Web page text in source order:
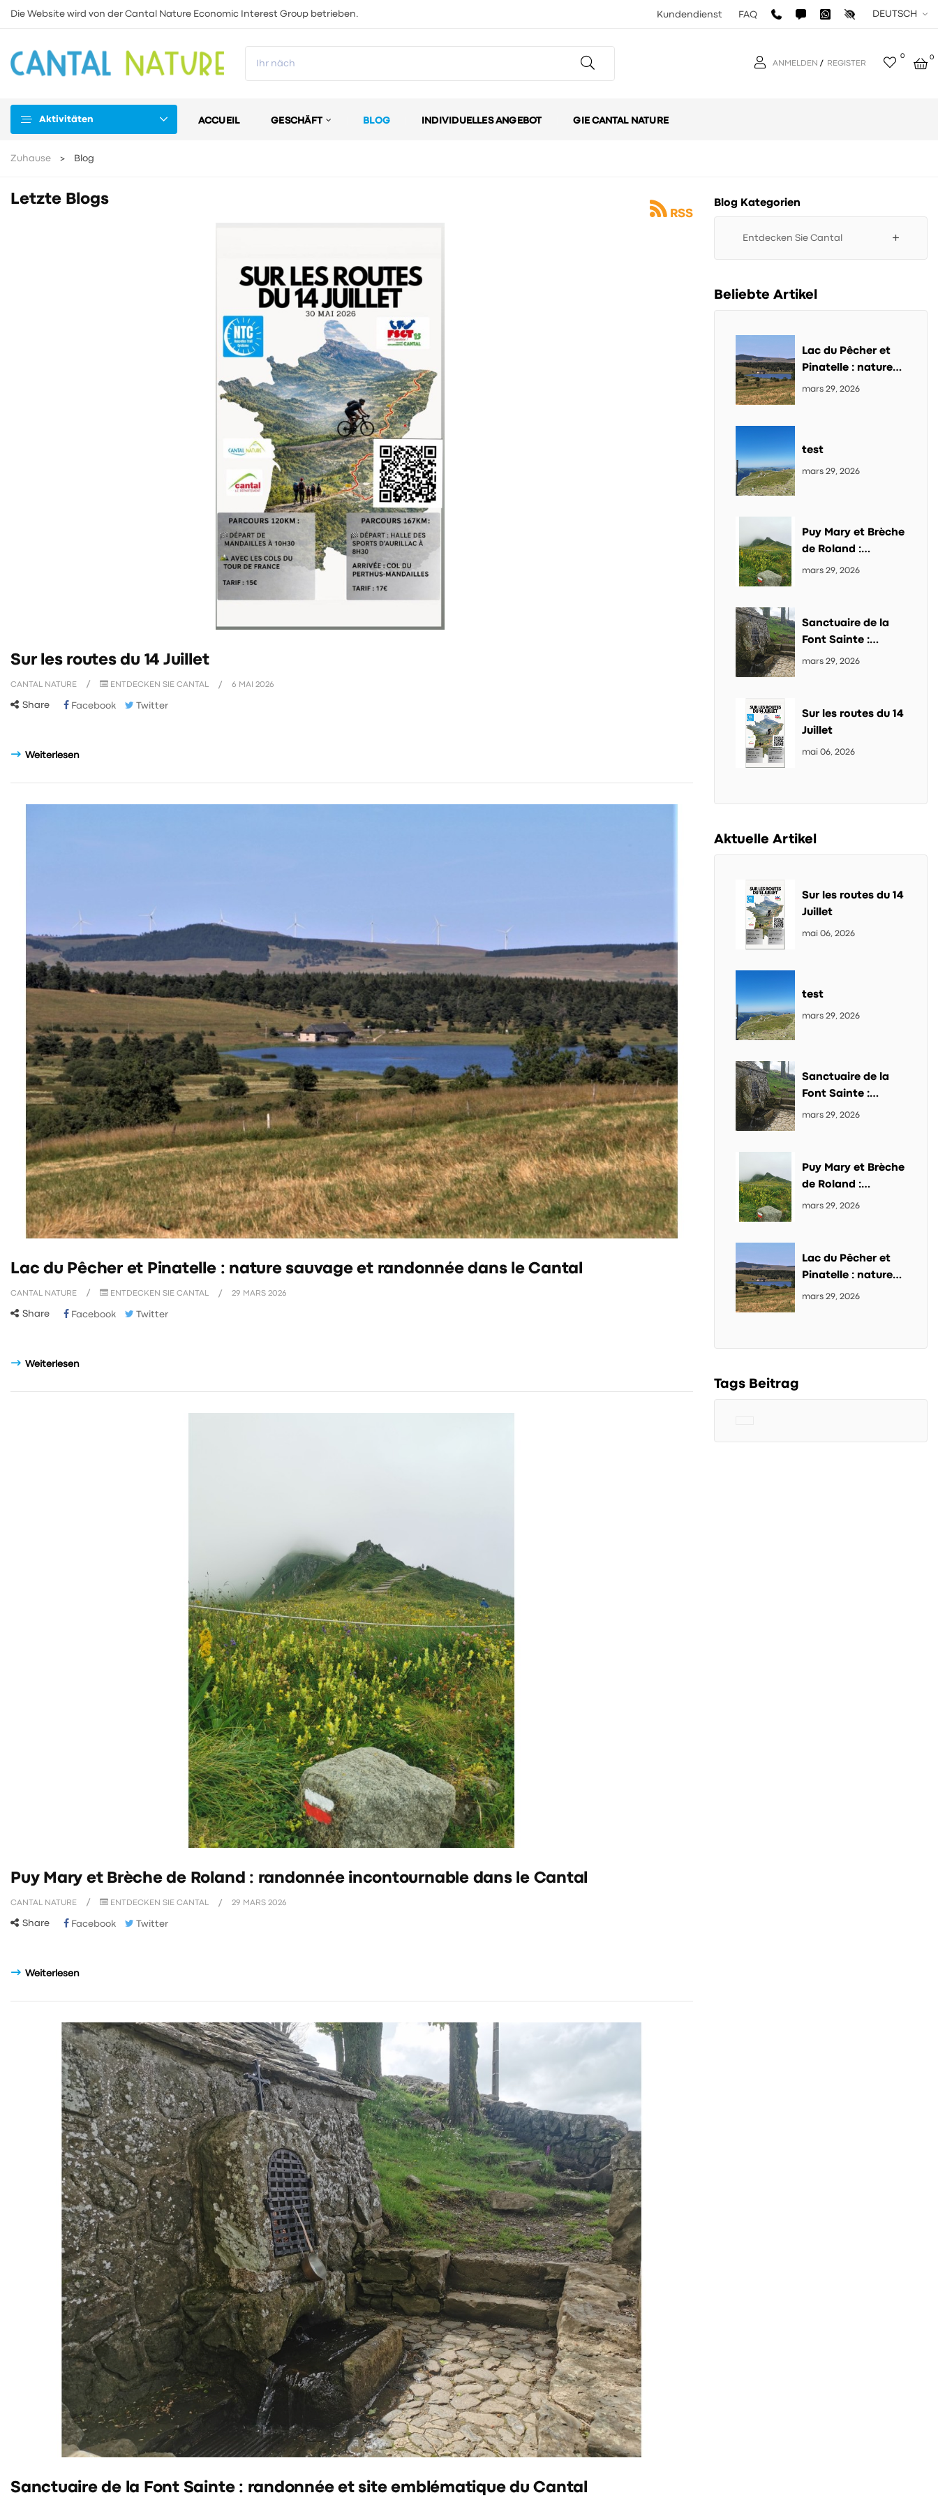
Die Website wird von der Cantal Nature Economic Interest Group betrieben. Kundendienst FAQ DEUTSCH
ANMELDEN / REGISTER
0 0
Aktivitäten ACCUEIL GESCHÄFT BLOG INDIVIDUELLES ANGEBOT GIE CANTAL NATURE
Zuhause Blog
Letzte Blogs
RSS
Sur les routes du 14 Juillet
Share Facebook Twitter
CANTAL NATURE ENTDECKEN SIE CANTAL 6 MAI 2026
Weiterlesen
Lac du Pêcher et Pinatelle : nature sauvage et randonnée dans le Cantal
Share Facebook Twitter
CANTAL NATURE ENTDECKEN SIE CANTAL 29 MARS 2026
Weiterlesen
Puy Mary et Brèche de Roland : randonnée incontournable dans le Cantal
Share Facebook Twitter
CANTAL NATURE ENTDECKEN SIE CANTAL 29 MARS 2026
Weiterlesen
Sanctuaire de la Font Sainte : randonnée et site emblématique du Cantal
Blog Kategorien
Entdecken Sie Cantal add
Beliebte Artikel
Lac du Pêcher et
Pinatelle : nature
sauvage et
mars 29, 2026
test
mars 29, 2026
Puy Mary et Brèche
de Roland :
randonnée
mars 29, 2026
Sanctuaire de la
Font Sainte :
randonnée et site
mars 29, 2026
Sur les routes du 14
Juillet
mai 06, 2026
Aktuelle Artikel
Sur les routes du 14
Juillet
mai 06, 2026
test
mars 29, 2026
Sanctuaire de la
Font Sainte :
randonnée et site
mars 29, 2026
Puy Mary et Brèche
de Roland :
randonnée
mars 29, 2026
Lac du Pêcher et
Pinatelle : nature
sauvage et
mars 29, 2026
Tags Beitrag